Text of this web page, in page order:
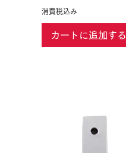
消費税込み
カートに追加する